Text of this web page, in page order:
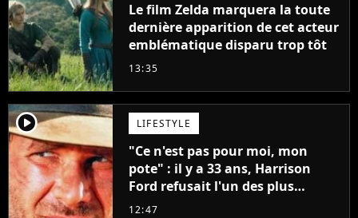
Le film Zelda marquera la toute
dernière apparition de cet acteur
emblématique disparu trop tôt
13:35
player2 LIFESTYLE
"Ce n'est pas pour moi, mon
pote" : il y a 33 ans, Harrison
Ford refusait l'un des plus
grands succès de tous les temps
12:47